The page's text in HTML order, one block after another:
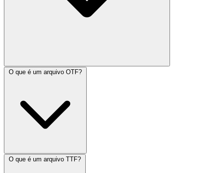
O que é um arquivo OTF?
O que é um arquivo TTF?